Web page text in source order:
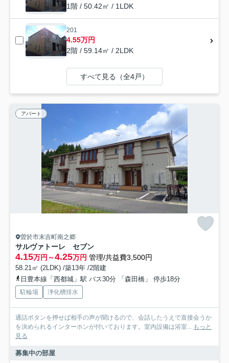
1階 / 50.42㎡ / 1LDK
201
4.55万円
2階 / 59.14㎡ / 2LDK
すべて見る（全4戸）
アパート
曽於市末吉町南之郷
サルヴァトーレ セブン
4.15万円～4.25万円 管理/共益費3,500円
58.21㎡ (2LDK) /築13年 /2階建
日豊本線「西都城」駅 バス30分 「森田橋」 停歩18分
駐輪場 浄化槽排水
通話ボタンを押せば相手の声が聞けるので、会話したうえで直接会うか
を決められるインターホンが付いております。室内設備は浴室...
もっと
見る
募集中の部屋